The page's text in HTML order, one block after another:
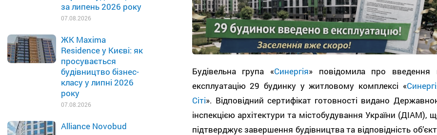
за липень 2026 року
07.08.2026
ЖК Maxima
Residence у Києві: як
просувається
будівництво бізнес-
класу у липні 2026
року
07.08.2026
Alliance Novobud
Будівельна група «Синергія» повідомила про введення
експлуатацію 29 будинку у житловому комплексі «
Сіті». Відповідний сертифікат готовності видано
інспекцією архітектури та містобудування України (ДІАМ),
підтверджує завершення будівництва та відповідність